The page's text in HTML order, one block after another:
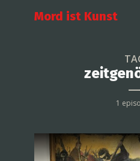
Mord ist Kunst
1